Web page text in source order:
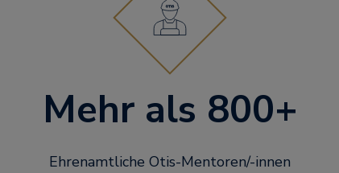
Mehr als 800+
Ehrenamtliche Otis-Mentoren/-innen